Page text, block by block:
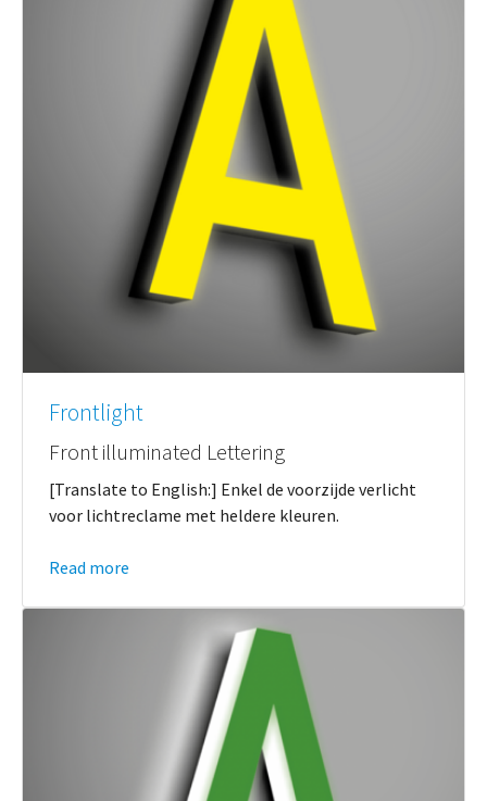
Frontlight
Front illuminated Lettering
[Translate to English:] Enkel de voorzijde verlicht
voor lichtreclame met heldere kleuren.
Read more